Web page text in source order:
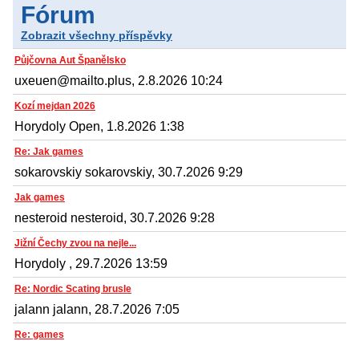
Fórum
Zobrazit všechny příspěvky
Půjčovna Aut Španělsko
uxeuen@mailto.plus, 2.8.2026 10:24
Kozí mejdan 2026
Horydoly Open, 1.8.2026 1:38
Re: Jak games
sokarovskiy sokarovskiy, 30.7.2026 9:29
Jak games
nesteroid nesteroid, 30.7.2026 9:28
Jižní Čechy zvou na nejle...
Horydoly , 29.7.2026 13:59
Re: Nordic Scating brusle
jalann jalann, 28.7.2026 7:05
Re: games